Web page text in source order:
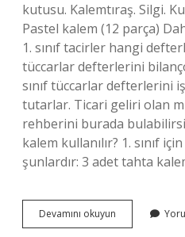
kutusu. Kalemtıraş. Silgi.
Pastel kalem (12 parça)
1. sınıf tacirler hangi
tüccarlar defterlerini
sınıf tüccarlar defterlerini
tutarlar. Ticari geliri olan
rehberini burada
kalem kullanılır? 1. sınıf
şunlardır: 3 adet tahta
Devamını okuyun
Sınıf